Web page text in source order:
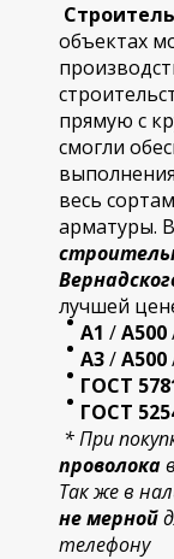
объектах
прямую с
смогли
весь
арматуры.
лучшей
А1 /А500
А3/А500
ГОСТ
ГОСТ
* При
проволока
Так же в
не мерной
телефону